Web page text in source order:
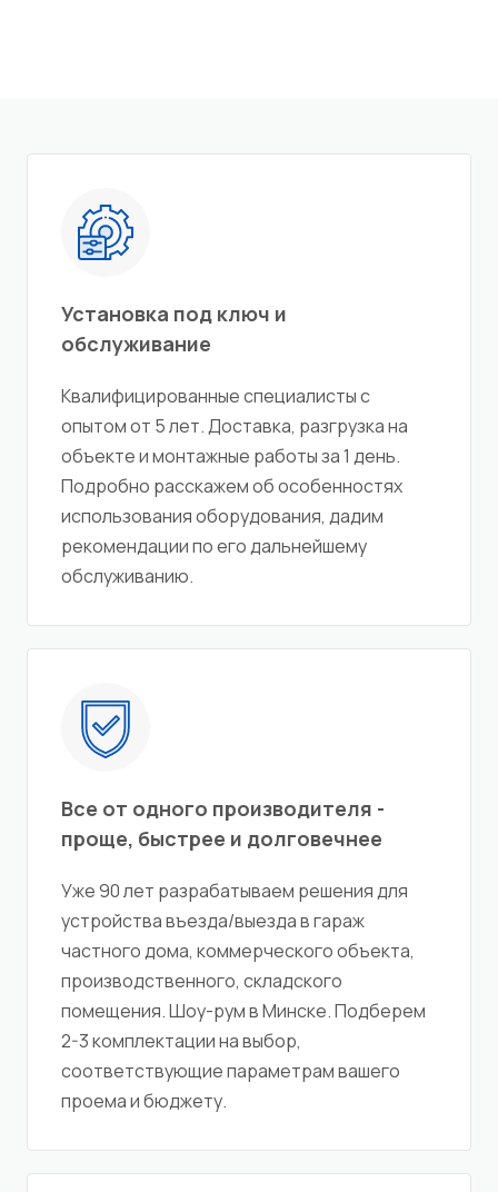
Установка под ключ и
обслуживание
Квалифицированные специалисты с
опытом от 5 лет. Доставка, разгрузка на
объекте и монтажные работы за 1 день.
Подробно расскажем об особенностях
использования оборудования, дадим
рекомендации по его дальнейшему
обслуживанию.
Все от одного производителя -
проще, быстрее и долговечнее
Уже 90 лет разрабатываем решения для
устройства въезда/выезда в гараж
частного дома, коммерческого объекта,
производственного, складского
помещения. Шоу-рум в Минске. Подберем
2-3 комплектации на выбор,
соответствующие параметрам вашего
проема и бюджету.